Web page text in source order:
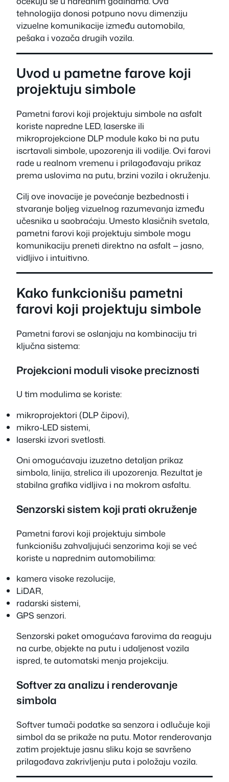
tehnologija donosi potpuno novu dimenziju
vizuelne komunikacije između automobila,
pešaka i vozača drugih vozila.
Uvod u pametne farove koji
projektuju simbole
Pametni farovi koji projektuju simbole na asfalt
koriste napredne LED, laserske ili
mikroprojekcione DLP module kako bi na putu
iscrtavali simbole, upozorenja ili vodilje. Ovi farovi
rade u realnom vremenu i prilagođavaju prikaz
prema uslovima na putu, brzini vozila i okruženju.
Cilj ove inovacije je povećanje bezbednosti i
stvaranje boljeg vizuelnog razumevanja između
učesnika u saobraćaju. Umesto klasičnih svetala,
pametni farovi koji projektuju simbole mogu
komunikaciju preneti direktno na asfalt — jasno,
vidljivo i intuitivno.
Kako funkcionišu pametni
farovi koji projektuju simbole
Pametni farovi se oslanjaju na kombinaciju tri
ključna sistema:
Projekcioni moduli visoke preciznosti
U tim modulima se koriste:
mikroprojektori (DLP čipovi),
mikro-LED sistemi,
laserski izvori svetlosti.
Oni omogućavaju izuzetno detaljan prikaz
simbola, linija, strelica ili upozorenja. Rezultat je
stabilna grafika vidljiva i na mokrom asfaltu.
Senzorski sistem koji prati okruženje
Pametni farovi koji projektuju simbole
funkcionišu zahvaljujući senzorima koji se već
koriste u naprednim automobilima:
kamera visoke rezolucije,
LiDAR,
radarski sistemi,
GPS senzori.
Senzorski paket omogućava farovima da reaguju
na curbe, objekte na putu i udaljenost vozila
ispred, te automatski menja projekciju.
Softver za analizu i renderovanje
simbola
Softver tumači podatke sa senzora i odlučuje koji
simbol da se prikaže na putu. Motor renderovanja
zatim projektuje jasnu sliku koja se savršeno
prilagođava zakrivljenju puta i položaju vozila.